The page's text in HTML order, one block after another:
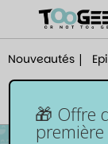
Nouveautés
🎁 Offre